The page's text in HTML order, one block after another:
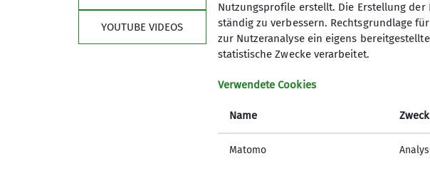
Sektion Bundesverband
Versicherungen
DAV Panorama
YOUTUBE VIDEOS
Nutzungsprofile erstellt. Die Erstellung
ständig zu verbessern. Rechtsgrundlage
zur Nutzeranalyse ein eigens
statistische Zwecke verarbeitet.
Verwendete Cookies
Name Zweck
Matomo